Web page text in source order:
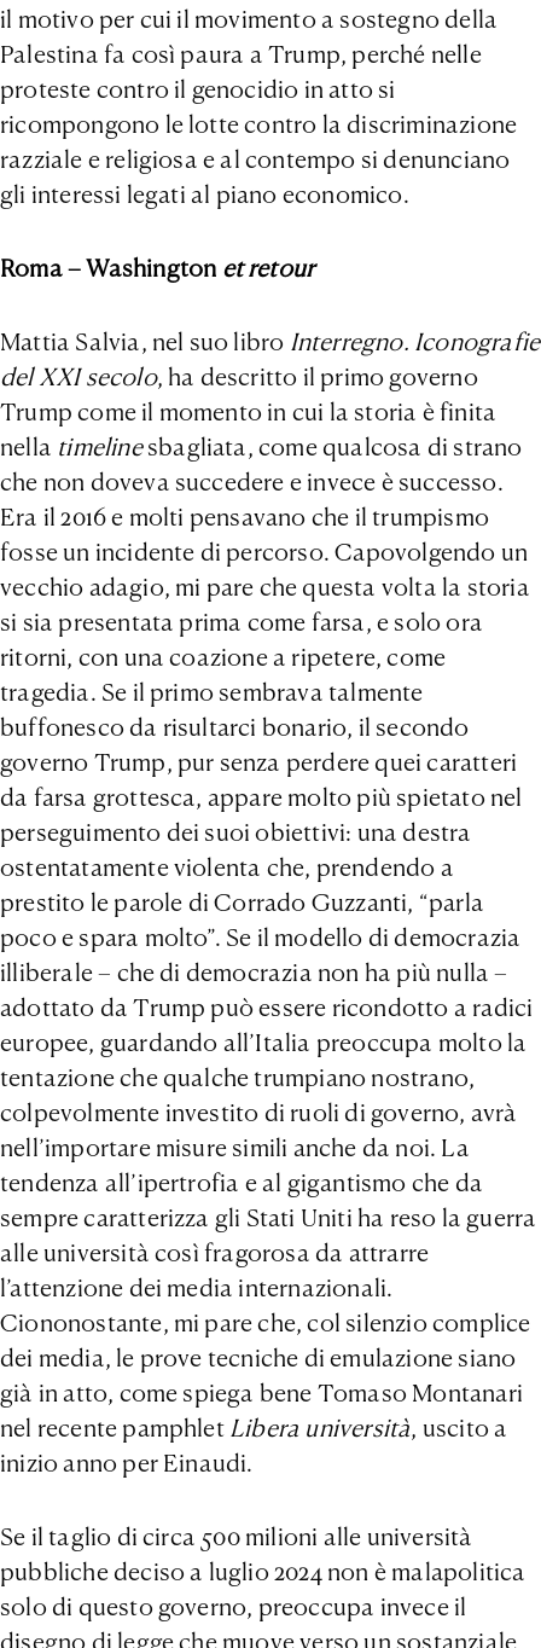
il motivo per cui il movimento a sostegno della
Palestina fa così paura a Trump, perché nelle
proteste contro il genocidio in atto si
ricompongono le lotte contro la discriminazione
razziale e religiosa e al contempo si denunciano
gli interessi legati al piano economico.
Roma – Washington et retour
Mattia Salvia, nel suo libro Interregno. Iconografie
del XXI secolo, ha descritto il primo governo
Trump come il momento in cui la storia è finita
nella timelinesbagliata, come qualcosa di strano
che non doveva succedere e invece è successo.
Era il 2016 e molti pensavano che il trumpismo
fosse un incidente di percorso. Capovolgendo un
vecchio adagio, mi pare che questa volta la storia
si sia presentata prima come farsa, e solo ora
ritorni, con una coazione a ripetere, come
tragedia. Se il primo sembrava talmente
buffonesco da risultarci bonario, il secondo
governo Trump, pur senza perdere quei caratteri
da farsa grottesca, appare molto più spietato nel
perseguimento dei suoi obiettivi: una destra
ostentatamente violenta che, prendendo a
prestito le parole di Corrado Guzzanti, “parla
poco e spara molto”. Se il modello di democrazia
illiberale – che di democrazia non ha più nulla –
adottato da Trump può essere ricondotto a radici
europee, guardando all’Italia preoccupa molto la
tentazione che qualche trumpiano nostrano,
colpevolmente investito di ruoli di governo, avrà
nell’importare misure simili anche da noi. La
tendenza all’ipertrofia e al gigantismo che da
sempre caratterizza gli Stati Uniti ha reso la guerra
alle università così fragorosa da attrarre
l’attenzione dei media internazionali.
Ciononostante, mi pare che, col silenzio complice
dei media, le prove tecniche di emulazione siano
già in atto, come spiega bene Tomaso Montanari
nel recente pamphlet Libera università, uscito a
inizio anno per Einaudi.
Se il taglio di circa 500 milioni alle università
pubbliche deciso a luglio 2024 non è malapolitica
solo di questo governo, preoccupa invece il